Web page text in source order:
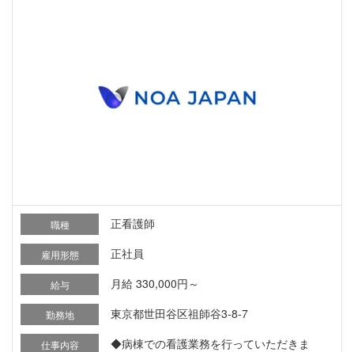
職種 正看護師
雇用形態 正社員
給与 月給 330,000円～
勤務地 東京都世田谷区祖師谷3-8-7
仕事内容
◆病棟での看護業務を行っていただきま